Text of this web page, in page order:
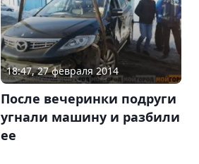
18:47, 27 февраля 2014
После вечеринки подруги
угнали машину и разбили
ее